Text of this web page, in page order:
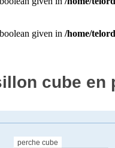
cube en
perche cube